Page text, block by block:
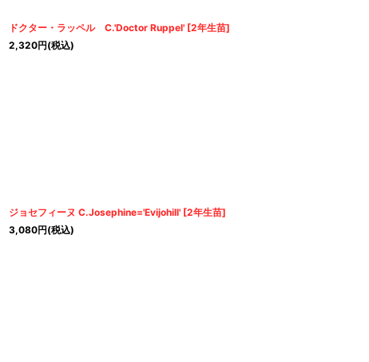
ドクター・ラッペル C.'Doctor Ruppel' [2年生苗]
2,320円(税込)
ジョセフィーヌ C.Josephine='Evijohill' [2年生苗]
3,080円(税込)